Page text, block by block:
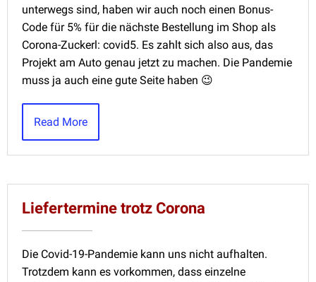
unterwegs sind, haben wir auch noch einen Bonus-
Code für 5% für die nächste Bestellung im Shop als
Corona-Zuckerl: covid5. Es zahlt sich also aus, das
Projekt am Auto genau jetzt zu machen. Die Pandemie
muss ja auch eine gute Seite haben 😉
Read More
Liefertermine trotz Corona
Die Covid-19-Pandemie kann uns nicht aufhalten.
Trotzdem kann es vorkommen, dass einzelne